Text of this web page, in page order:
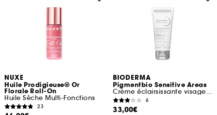
NUXE
Huile Prodigieuse® Or
Florale Roll-On
Huile Sèche Multi-Fonctions
23
BIODERMA
Pigmentbio Sensitive Areas
Crème éclairsissante visage et corps
6
33,00€